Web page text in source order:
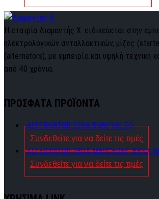
Η εταιρία Διαμαντής Χ. ειδικεύεται στην
ηλεκτρολογικών ανταλλακτικών, μίζες
(alternators), με εμπειρία και υψηλή τεχνική
από 40 χρόνια.
ΠΡΟΣΦΑΤΑ ΠΡΟΪΟΝΤΑ
ALTERNATOR 220A BMW VALEO
Συνδεθείτε για να δείτε τις τιμές
ALTERNATOR 280A MERCEDES-BENZ
Συνδεθείτε για να δείτε τις τιμές